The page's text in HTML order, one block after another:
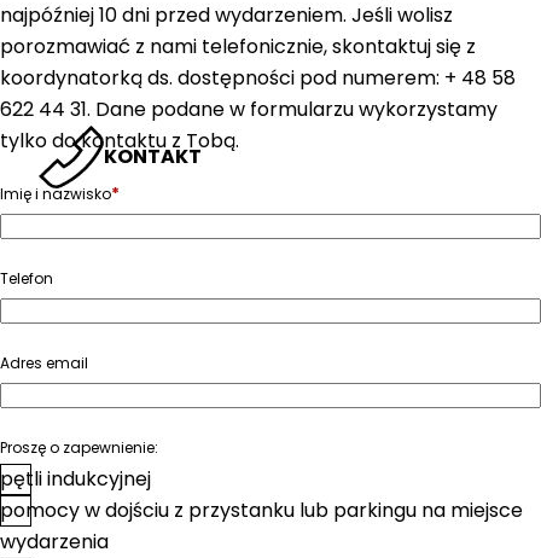
KONTAKT
najpóźniej 10 dni przed wydarzeniem. Jeśli wolisz
porozmawiać z nami telefonicznie, skontaktuj się z
koordynatorką ds. dostępności pod numerem: + 48 58
622 44 31. Dane podane w formularzu wykorzystamy
tylko do kontaktu z Tobą.
Imię i nazwisko*
Telefon
Adres email
Proszę o zapewnienie:
pętli indukcyjnej
pomocy w dojściu z przystanku lub parkingu na miejsce
wydarzenia